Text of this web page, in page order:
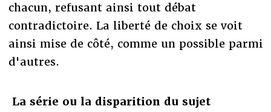
chacun, refusant ainsi tout débat
contradictoire. La liberté de choix se voit
ainsi mise de côté, comme un possible parmi
d'autres.
La série ou la disparition du sujet